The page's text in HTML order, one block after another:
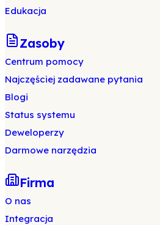
Edukacja
Zasoby
Centrum pomocy
Najczęściej zadawane pytania
Blogi
Status systemu
Deweloperzy
Darmowe narzędzia
Firma
O nas
Integracja